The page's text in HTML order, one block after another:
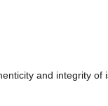
and integrity of